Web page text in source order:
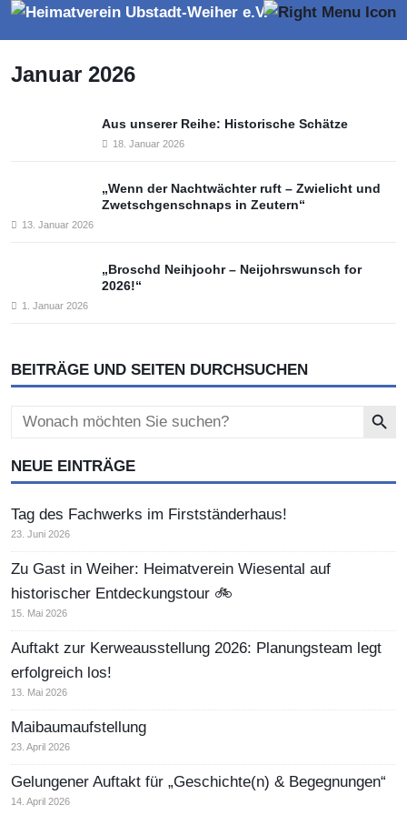
Januar 2026
Aus unserer Reihe: Historische Schätze
18. Januar 2026
„Wenn der Nachtwächter ruft – Zwielicht und
Zwetschgenschnaps in Zeutern“
13. Januar 2026
„Broschd Neihjoohr – Neijohrswunsch for
2026!“
1. Januar 2026
BEITRÄGE UND SEITEN DURCHSUCHEN
Search
for:
NEUE EINTRÄGE
Tag des Fachwerks im Firstständerhaus!
23. Juni 2026
Zu Gast in Weiher: Heimatverein Wiesental auf
historischer Entdeckungstour 🚲
15. Mai 2026
Auftakt zur Kerweausstellung 2026: Planungsteam legt
erfolgreich los!
13. Mai 2026
Maibaumaufstellung
23. April 2026
Gelungener Auftakt für „Geschichte(n) & Begegnungen“
14. April 2026